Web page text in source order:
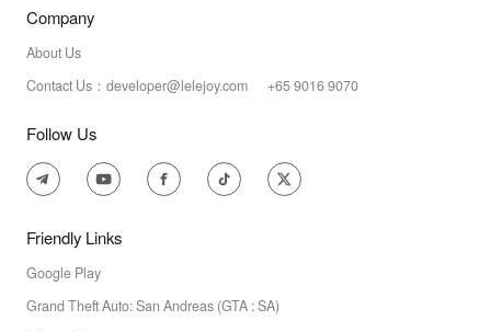
Company
About Us
Contact Us：developer@lelejoy.com +65 9016 9070
Follow Us
Friendly Links
Google Play
Grand Theft Auto: San Andreas (GTA : SA)